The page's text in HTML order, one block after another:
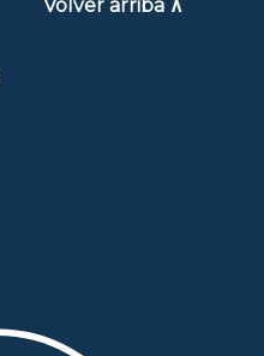
Volver arriba ∧